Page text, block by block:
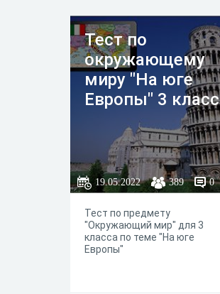
Тест по
окружающему
миру "На юге
Европы" 3 класс
19.05.2022 389 0
Тест по предмету
"Окружающий мир" для 3
класса по теме "На юге
Европы"